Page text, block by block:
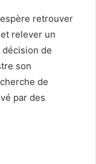
retrouver
relever un
de
son
de
par des